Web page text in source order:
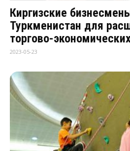
Киргизские
Туркменистан для
торгово-
2023-05-23